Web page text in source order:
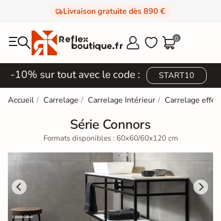
Livraison gratuite dès 890 €
  0
-10% sur tout avec le code : START10
Accueil Carrelage Carrelage Intérieur Carrelage
Série Connors
Formats disponibles : 60x60/60x120 cm